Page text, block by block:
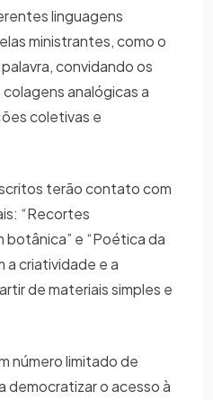
linguagens
ministrantes, como o
convidando os
analógicas a
coletivas e
terão contato com
“Recortes
botânica” e “Poética da
a criatividade e a
de materiais simples e
número limitado de
democratizar o acesso à